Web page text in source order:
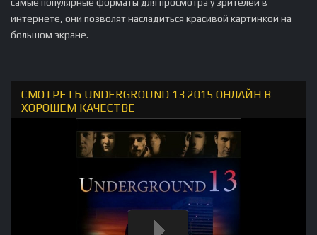
интернете, они позволят насладиться красивой картинкой на
большом экране.
СМОТРЕТЬ UNDERGROUND 13 2015 ОНЛАЙН В
ХОРОШЕМ КАЧЕСТВЕ